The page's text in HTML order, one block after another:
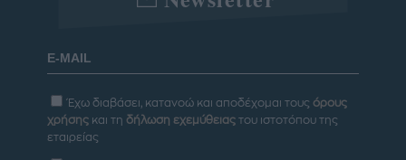
Έχω διαβάσει, κατανοώ και αποδέχομαι τους όρους
χρήσης και τη δήλωση εχεμύθειας του ιστοτόπου της
εταιρείας